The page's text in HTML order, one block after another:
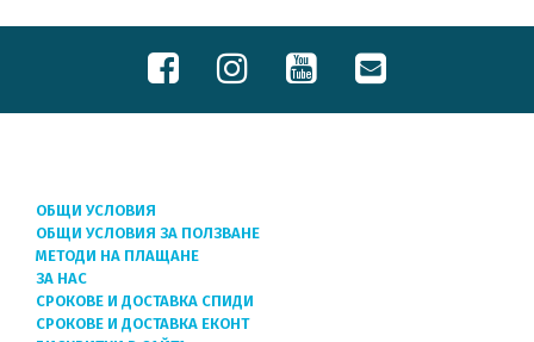
ОБЩИ УСЛОВИЯ
ОБЩИ УСЛОВИЯ ЗА ПОЛЗВАНЕ
МЕТОДИ НА ПЛАЩАНЕ
ЗА НАС
СРОКОВЕ И ДОСТАВКА СПИДИ
СРОКОВЕ И ДОСТАВКА ЕКОНТ